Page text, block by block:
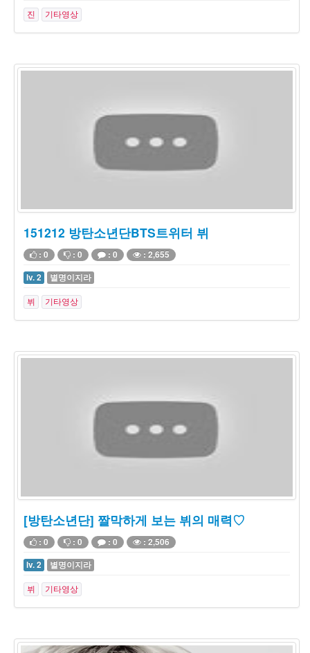
진 기타영상
151212 방탄소년단BTS트위터 뷔
: 0 : 0 : 0
: 2,655
lv. 2
별명이지라
뷔 기타영상
[방탄소년단] 짤막하게 보는 뷔의 매력♡
: 0 : 0 : 0
: 2,506
lv. 2
별명이지라
뷔 기타영상